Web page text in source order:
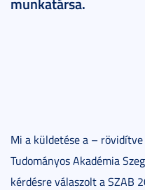
Mi a küldetése a –
Tudományos Akadémia
kérdésre válaszolt a